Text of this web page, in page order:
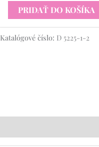
PRIDAŤ DO KOŠÍKA
Katalógové číslo: D 5225-1-2